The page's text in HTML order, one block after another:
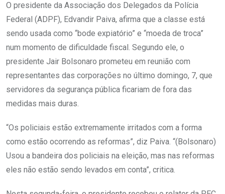
O presidente da Associação dos Delegados da Polícia
Federal (ADPF), Edvandir Paiva, afirma que a classe está
sendo usada como “bode expiatório” e “moeda de troca”
num momento de dificuldade fiscal. Segundo ele, o
presidente Jair Bolsonaro prometeu em reunião com
representantes das corporações no último domingo, 7, que
servidores da segurança pública ficariam de fora das
medidas mais duras.
“Os policiais estão extremamente irritados com a forma
como estão ocorrendo as reformas”, diz Paiva. “(Bolsonaro)
Usou a bandeira dos policiais na eleição, mas nas reformas
eles não estão sendo levados em conta”, critica.